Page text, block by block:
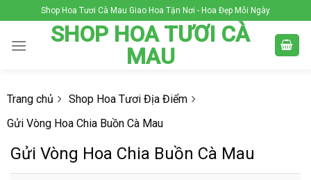
to
content
Shop Hoa Tươi Cà Mau Giao Hoa Tận Nơi - Hoa Đẹp Mỗi Ngày
SHOP HOA TƯƠI CÀ
MAU
Trang chủ
Shop Hoa Tươi Địa Điểm
Gửi Vòng Hoa Chia Buồn Cà Mau
Gửi Vòng Hoa Chia Buồn Cà Mau